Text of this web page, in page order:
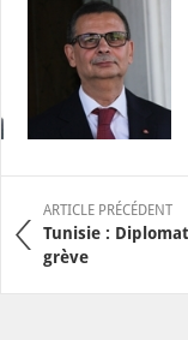
ARTICLE PRÉCÉDENT
Tunisie :
grève